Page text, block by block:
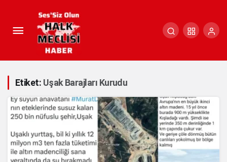
Etiket: Uşak Barajları Kurudu